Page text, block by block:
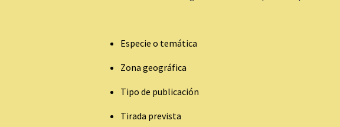
Especie o temática
Zona geográfica
Tipo de publicación
Tirada prevista